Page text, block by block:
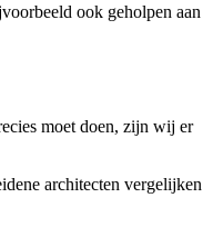
ook geholpen aan
moet doen, zijn wij er
architecten vergelijken